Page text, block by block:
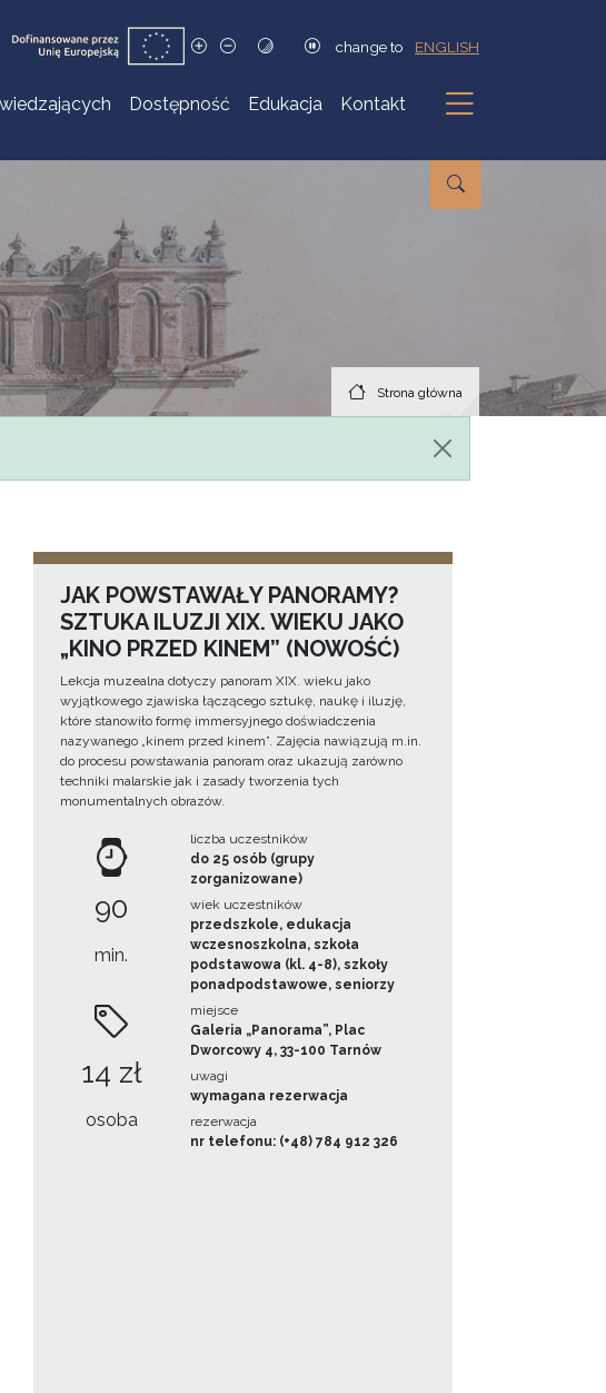
change to ENGLISH
Dostępność Edukacja Kontakt
Podmenu
Strona główna
JAK POWSTAWAŁY PANORAMY?
SZTUKA ILUZJI XIX. WIEKU JAKO
„KINO PRZED KINEM” (NOWOŚĆ)
Lekcja muzealna dotyczy panoram XIX. wieku jako
wyjątkowego zjawiska łączącego sztukę, naukę i iluzję,
które stanowiło formę immersyjnego doświadczenia
nazywanego „kinem przed kinem”. Zajęcia nawiązują m.in.
do procesu powstawania panoram oraz ukazują zarówno
techniki malarskie jak i zasady tworzenia tych
monumentalnych obrazów.
90
min.
14 zł
osoba
liczba uczestników
do 25 osób (grupy
zorganizowane)
wiek uczestników
przedszkole, edukacja
wczesnoszkolna, szkoła
podstawowa (kl. 4-8), szkoły
ponadpodstawowe, seniorzy
miejsce
Galeria „Panorama”, Plac
Dworcowy 4, 33-100 Tarnów
uwagi
wymagana rezerwacja
rezerwacja
nr telefonu: (+48) 784 912 326